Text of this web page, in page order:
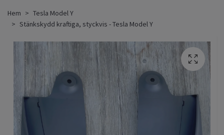
Hem
Tesla Model Y
Stänkskydd kraftiga, styckvis - Tesla Model Y